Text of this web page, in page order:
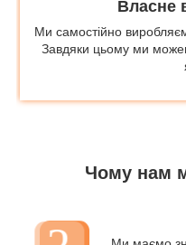
Власне
Ми самостійно
Завдяки цьому ми
Чому нам